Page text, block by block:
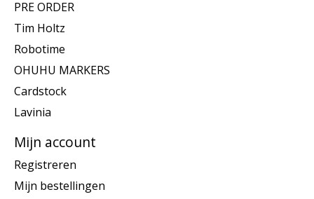
PRE ORDER
Tim Holtz
Robotime
OHUHU MARKERS
Cardstock
Lavinia
Mijn account
Registreren
Mijn bestellingen